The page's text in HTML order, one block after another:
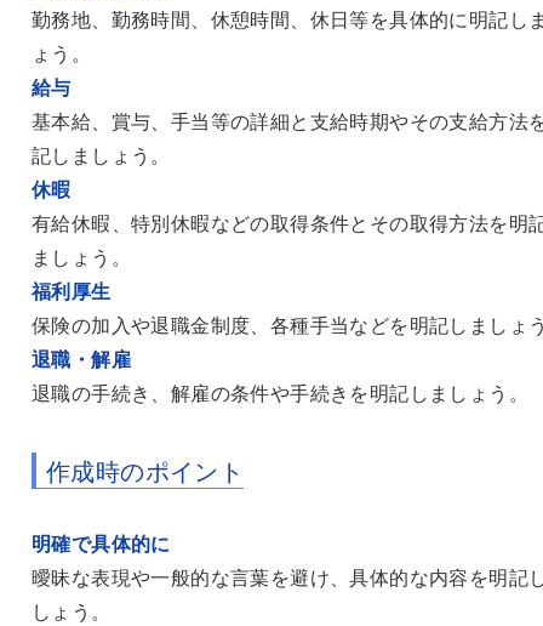
勤務地、勤務時間、休憩時間、休日等を具体的に明記し
ょう。
給与
基本給、賞与、手当等の詳細と支給時期やその支給方法
記しましょう。
休暇
有給休暇、特別休暇などの取得条件とその取得方法を明
ましょう。
福利厚生
保険の加入や退職金制度、各種手当などを明記しましょ
退職・解雇
退職の手続き、解雇の条件や手続きを明記しましょう。
作成時のポイント
明確で具体的に
曖昧な表現や一般的な言葉を避け、具体的な内容を明記
しょう。